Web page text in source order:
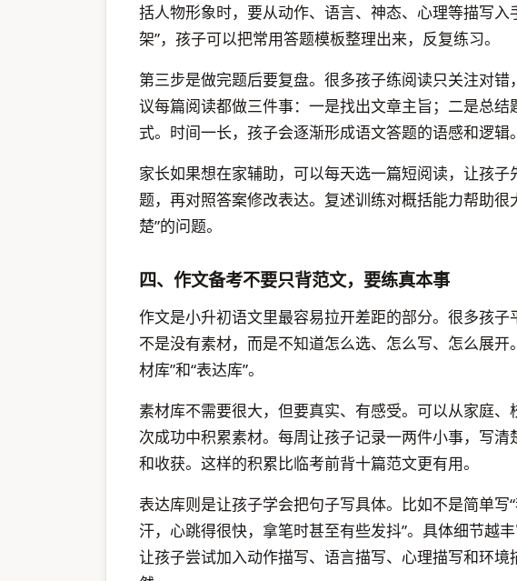
括人物形象时，要从动作、语言、神态、心理等描写入
架”，孩子可以把常用答题模板整理出来，反复练习。
第三步是做完题后要复盘。很多孩子练阅读只关注对
议每篇阅读都做三件事：一是找出文章主旨；二是总
式。时间一长，孩子会逐渐形成语文答题的语感和逻辑。
家长如果想在家辅助，可以每天选一篇短阅读，让孩
题，再对照答案修改表达。复述训练对概括能力帮助很
楚”的问题。
四、作文备考不要只背范文，要练真本事
作文是小升初语文里最容易拉开差距的部分。很多孩
不是没有素材，而是不知道怎么选、怎么写、怎么展
材库”和“表达库”。
素材库不需要很大，但要真实、有感受。可以从家庭
次成功中积累素材。每周让孩子记录一两件小事，写
和收获。这样的积累比临考前背十篇范文更有用。
表达库则是让孩子学会把句子写具体。比如不是简单写
汗，心跳得很快，拿笔时甚至有些发抖”。具体细节越
让孩子尝试加入动作描写、语言描写、心理描写和环